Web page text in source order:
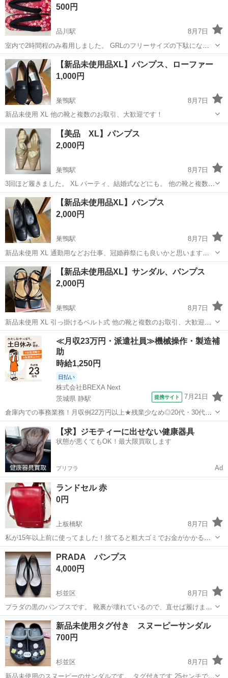
500円
品川駅
8月7日
室内で2時間程のみ着用しました。 GRLのフリーサイズの下駄になり
ます。
東京 港区 品川駅 靴 GRL
【新品未使用品XL】パンプス、ローファー
1,000円
巣鴨駅
8月7日
新品未使用 XL 他の靴と複数のお取引、大歓迎です！
東京 文京区 巣鴨駅 新品
【美品 XL】パンプス
2,000円
巣鴨駅
8月7日
3回ほど履きました。 XL パーティ、結婚式などにも。 他の靴と複数の
お取引、大歓迎です！
東京 文京区 巣鴨駅 靴 結婚式
【新品未使用品XL】パンプス
2,000円
巣鴨駅
8月7日
新品未使用 XL 通勤用などお仕事、冠婚葬祭にも良いかと思います。
他の靴と複数のお取引、大歓迎です！
東京 文京区 巣鴨駅 靴 新品
【新品未使用品XL】サンダル、パンプス
2,000円
巣鴨駅
8月7日
新品未使用 XL 引っ掛けるベルト式 他の靴と複数のお取引、大歓迎で
す！
東京 文京区 巣鴨駅 靴 新品
≪月収23万円・派遣社員≫機械操作・製造補
助
時給1,250円
日払い
株式会社BREXA Next
茨城県 静駅
提携サイト 7月21日
倉庫内での事務業務！月収例22万円以上★残業少なめ◎20代・30代・
40代の男女活躍中！空調完備で快適作業★食堂利用可◎マイカー通勤
OK◎無料駐車場完備！《茨城県常陸大宮市》 人気の工場のお仕事 ◇
電子部品製造倉庫内の事務...
茨城 常陸大宮市
【求】ジモティーに出せない健康器具
状態が悪くてもOK！最大限買取します
プリフラ Ad
ランドセル 赤
0円
上板橋駅
8月7日
私が15年以上前に使ってました！捨てると粗大ゴミでお金がかかるの
で、どなたか貰って欲しいです。どうやらこのレザーを使ってキーホ
ルダー作ってくれるサービスとかあるらしいので、本来の使い道でな
くとも使い勝手のあるものだとは思います！
東京 板橋区 バッグ
PRADA パンプス
4,000円
杉並区
8月7日
プラダの黒のパンプスです。 靴裏が壊れているので、直せば履けます
ピンヒールの替えはありますのでお付けします 39なので、25.5です。
履きませんので出品します
東京 杉並区 靴
新品未使用タグ付き スヌーピーサンダル
700円
杉並区
8月7日
新品未使用のスヌーピーのサンダルです。 タグ付きです 25センチです